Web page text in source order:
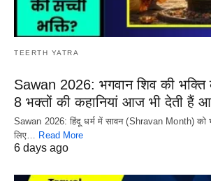
TEERTH YATRA
Sawan 2026: भगवान शिव की भक्ति
8 भक्तों की कहानियां आज भी देती हैं
Sawan 2026: हिंदू धर्म में सावन (Shravan Month) को
लिए…
Read More
6 days ago